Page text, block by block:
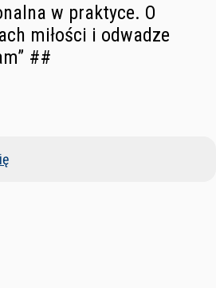
w praktyce. O
miłości i odwadze
##